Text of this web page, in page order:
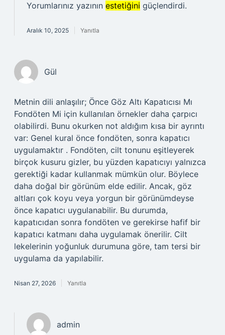
Yorumlarınız yazının estetiğini güçlendirdi.
Aralık 10, 2025 Yanıtla
Gül
Metnin dili anlaşılır; Önce Göz Altı Kapatıcısı Mı
Fondöten Mi için kullanılan örnekler daha çarpıcı
olabilirdi. Bunu okurken not aldığım kısa bir ayrıntı
var: Genel kural önce fondöten, sonra kapatıcı
uygulamaktır . Fondöten, cilt tonunu eşitleyerek
birçok kusuru gizler, bu yüzden kapatıcıyı yalnızca
gerektiği kadar kullanmak mümkün olur. Böylece
daha doğal bir görünüm elde edilir. Ancak, göz
altları çok koyu veya yorgun bir görünümdeyse
önce kapatıcı uygulanabilir. Bu durumda,
kapatıcıdan sonra fondöten ve gerekirse hafif bir
kapatıcı katmanı daha uygulamak önerilir. Cilt
lekelerinin yoğunluk durumuna göre, tam tersi bir
uygulama da yapılabilir.
Nisan 27, 2026 Yanıtla
admin